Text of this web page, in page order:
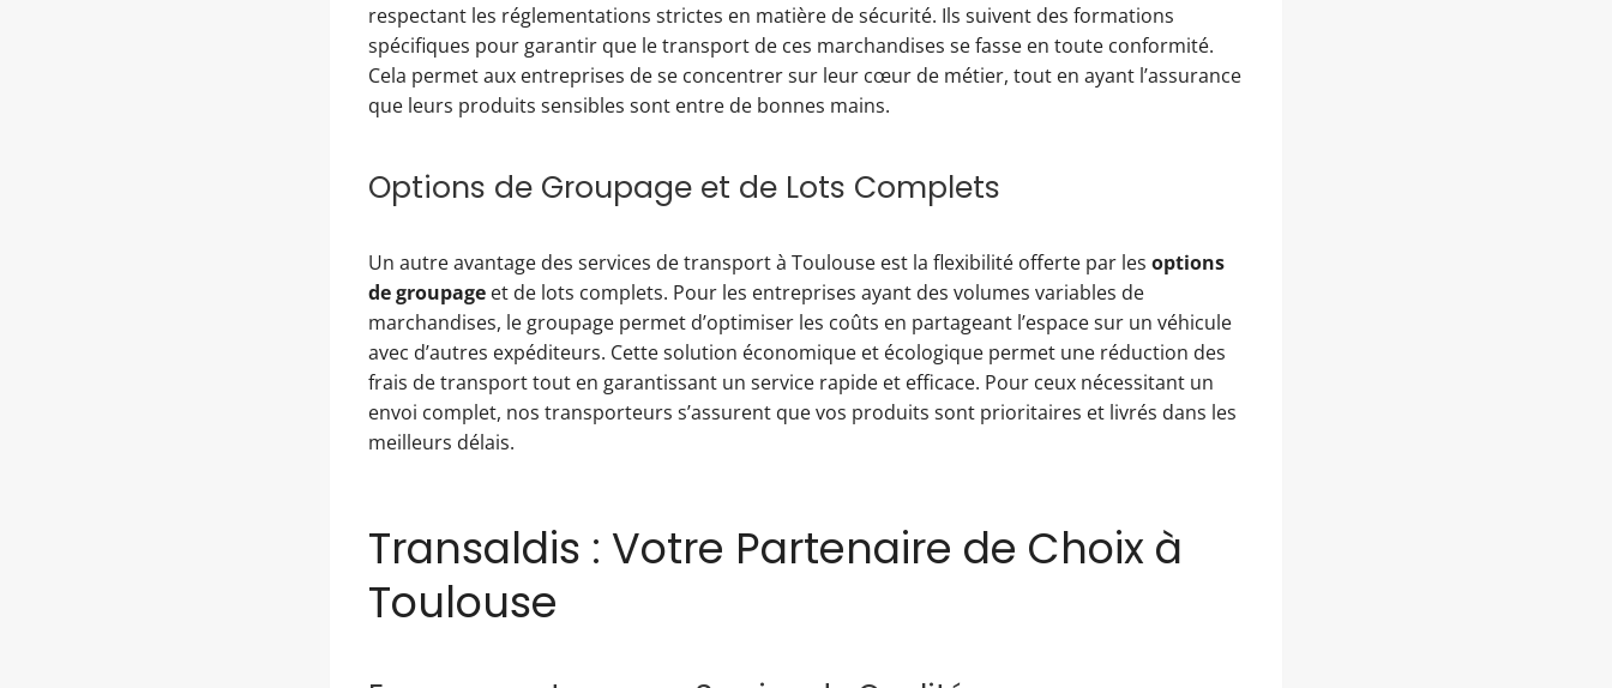
respectant les réglementations strictes en matière de sécurité. Ils suivent des formations
spécifiques pour garantir que le transport de ces marchandises se fasse en toute conformité.
Cela permet aux entreprises de se concentrer sur leur cœur de métier, tout en ayant l’assurance
que leurs produits sensibles sont entre de bonnes mains.
Options de Groupage et de Lots Complets
Un autre avantage des services de transport à Toulouse est la flexibilité offerte par les options
de groupage et de lots complets. Pour les entreprises ayant des volumes variables de
marchandises, le groupage permet d’optimiser les coûts en partageant l’espace sur un véhicule
avec d’autres expéditeurs. Cette solution économique et écologique permet une réduction des
frais de transport tout en garantissant un service rapide et efficace. Pour ceux nécessitant un
envoi complet, nos transporteurs s’assurent que vos produits sont prioritaires et livrés dans les
meilleurs délais.
Transaldis : Votre Partenaire de Choix à
Toulouse